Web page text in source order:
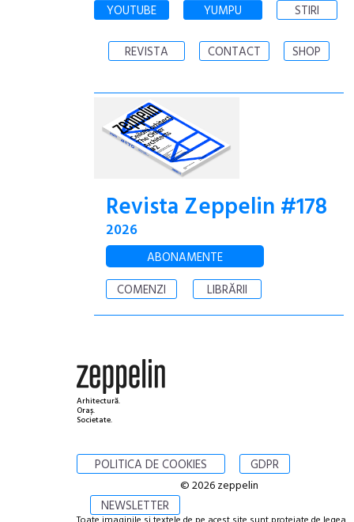
YOUTUBE YUMPU STIRI
REVISTA CONTACT SHOP
Revista Zeppelin #178
2026
ABONAMENTE
COMENZI
LIBRĂRII
Arhitectură.
Oraș.
Societate.
POLITICA DE COOKIES GDPR
NEWSLETTER
© 2026 zeppelin